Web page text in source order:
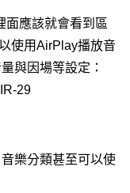
面應該就會看到區
使用AirPlay播放音
與因場等設定：
樂分類甚至可以使